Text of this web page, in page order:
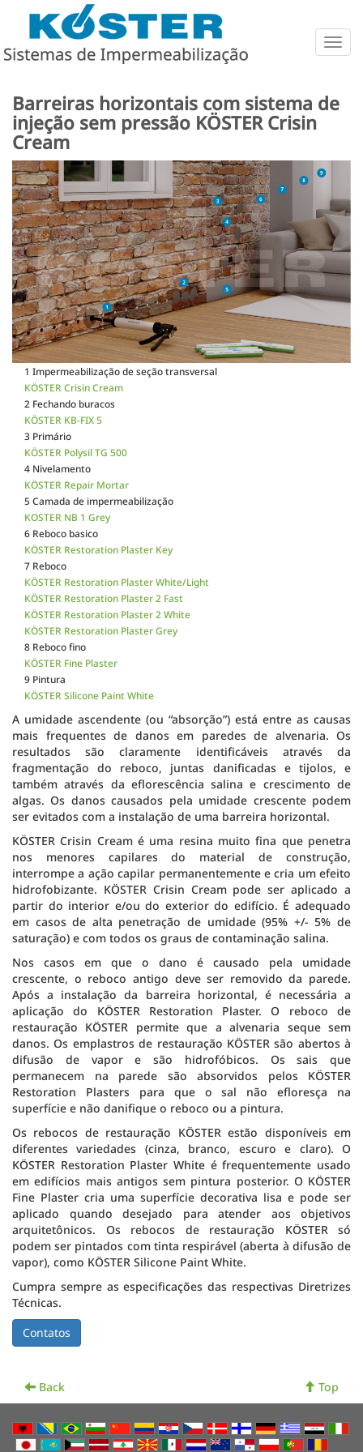
Barreiras horizontais com sistema de
injeção sem pressão KÖSTER Crisin
Cream
1 Impermeabilização de seção transversal
KÖSTER Crisin Cream
2 Fechando buracos
KÖSTER KB-FIX 5
3 Primário
KÖSTER Polysil TG 500
4 Nivelamento
KÖSTER Repair Mortar
5 Camada de impermeabilização
KOSTER NB 1 Grey
6 Reboco basico
KÖSTER Restoration Plaster Key
7 Reboco
KÖSTER Restoration Plaster White/Light
KÖSTER Restoration Plaster 2 Fast
KÖSTER Restoration Plaster 2 White
KÖSTER Restoration Plaster Grey
8 Reboco fino
KÖSTER Fine Plaster
9 Pintura
KÖSTER Silicone Paint White
A umidade ascendente (ou “absorção”) está entre as causas
mais frequentes de danos em paredes de alvenaria. Os
resultados são claramente identificáveis ​​através da
fragmentação do reboco, juntas danificadas e tijolos, e
também através da eflorescência salina e crescimento de
algas. Os danos causados ​​pela umidade crescente podem
ser evitados com a instalação de uma barreira horizontal.
KÖSTER Crisin Cream é uma resina muito fina que penetra
nos menores capilares do material de construção,
interrompe a ação capilar permanentemente e cria um efeito
hidrofobizante. KÖSTER Crisin Cream pode ser aplicado a
partir do interior e/ou do exterior do edifício. É adequado
em casos de alta penetração de umidade (95% +/- 5% de
saturação) e com todos os graus de contaminação salina.
Nos casos em que o dano é causado pela umidade
crescente, o reboco antigo deve ser removido da parede.
Após a instalação da barreira horizontal, é necessária a
aplicação do KÖSTER Restoration Plaster. O reboco de
restauração KÖSTER permite que a alvenaria seque sem
danos. Os emplastros de restauração KÖSTER são abertos à
difusão de vapor e são hidrofóbicos. Os sais que
permanecem na parede são absorvidos pelos KÖSTER
Restoration Plasters para que o sal não efloresça na
superfície e não danifique o reboco ou a pintura.
Os rebocos de restauração KÖSTER estão disponíveis em
diferentes variedades (cinza, branco, escuro e claro). O
KÖSTER Restoration Plaster White é frequentemente usado
em edifícios mais antigos sem pintura posterior. O KÖSTER
Fine Plaster cria uma superfície decorativa lisa e pode ser
aplicado quando desejado para atender aos objetivos
arquitetônicos. Os rebocos de restauração KÖSTER só
podem ser pintados com tinta respirável (aberta à difusão de
vapor), como KÖSTER Silicone Paint White.
Cumpra sempre as especificações das respectivas Diretrizes
Técnicas.
Back Top